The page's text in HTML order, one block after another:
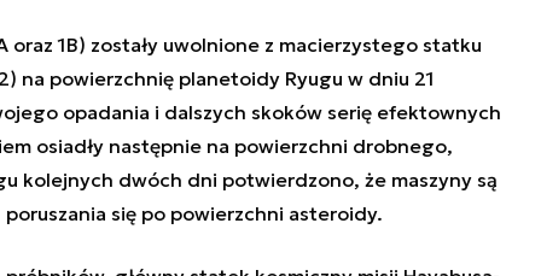
oraz 1B) zostały uwolnione z macierzystego statku
) na powierzchnię planetoidy Ryugu w dniu 21
opadania i dalszych skoków serię efektownych
osiadły następnie na powierzchni drobnego,
kolejnych dwóch dni potwierdzono, że maszyny są
się po powierzchni asteroidy.